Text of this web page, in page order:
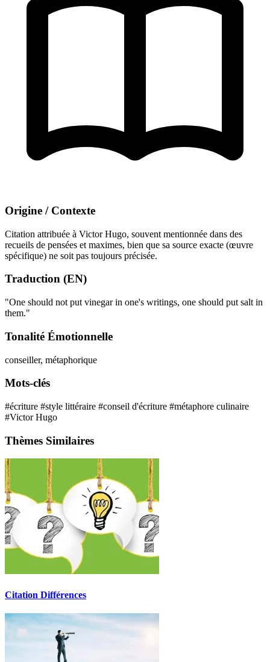
Origine / Contexte
Citation attribuée à Victor Hugo, souvent mentionnée dans des
recueils de pensées et maximes, bien que sa source exacte (œuvre
spécifique) ne soit pas toujours précisée.
Traduction (EN)
"One should not put vinegar in one's writings, one should put salt in
them."
Tonalité Émotionnelle
conseiller, métaphorique
Mots-clés
#écriture #style littéraire #conseil d'écriture #métaphore culinaire
#Victor Hugo
Thèmes Similaires
Citation Différences